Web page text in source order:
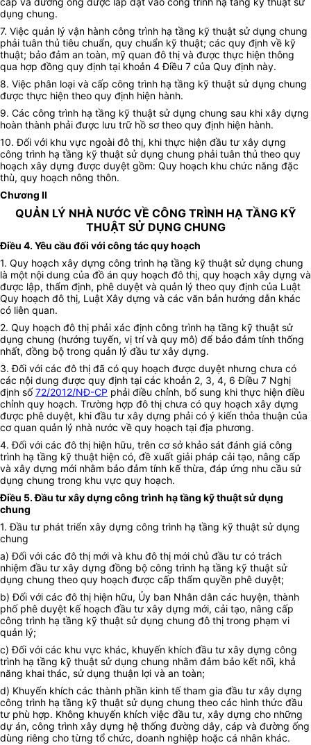
dụng chung.
7. Việc quản lý vận hành công trình hạ tầng kỹ thuật sử dụng chung
phải tuân thủ tiêu chuẩn, quy chuẩn kỹ thuật; các quy định về kỹ
thuật; bảo đảm an toàn, mỹ quan đô thị và được thực hiện thông
qua hợp đồng quy định tại khoản 4 Điều 7 của Quy định này.
8. Việc phân loại và cấp công trình hạ tầng kỹ thuật sử dụng chung
được thực hiện theo quy định hiện hành.
9. Các công trình hạ tầng kỹ thuật sử dụng chung sau khi xây dựng
hoàn thành phải được lưu trữ hồ sơ theo quy định hiện hành.
10. Đối với khu vực ngoài đô thị, khi thực hiện đầu tư xây dựng
công trình hạ tầng kỹ thuật sử dụng chung phải tuân thủ theo quy
hoạch xây dựng được duyệt gồm: Quy hoạch khu chức năng đặc
thù, quy hoạch nông thôn.
Chương II
QUẢN LÝ NHÀ NƯỚC VỀ CÔNG TRÌNH HẠ TẦNG KỸ
THUẬT SỬ DỤNG CHUNG
Điều 4.Yêu cầu đối với công tác quy hoạch
1. Quy hoạch xây dựng công trình hạ tầng kỹ thuật sử dụng chung
là một nội dung của đồ án quy hoạch đô thị, quy hoạch xây dựng và
được lập, thẩm định, phê duyệt và quản lý theo quy định của Luật
Quy hoạch đô thị, Luật Xây dựng và các văn bản hướng dẫn khác
có liên quan.
2. Quy hoạch đô thị phải xác định công trình hạ tầng kỹ thuật sử
dụng chung (hướng tuyến, vị trí và quy mô) để bảo đảm tính thống
nhất, đồng bộ trong quản lý đầu tư xây dựng.
3. Đối với các đô thị đã có quy hoạch được duyệt nhưng chưa có
các nội dung được quy định tại các khoản 2, 3, 4, 6 Điều 7 Nghị
định số72/2012/NĐ-CP phải điều chỉnh, bổ sung khi thực hiện điều
chỉnh quy hoạch. Trường hợp đô thị chưa có quy hoạch xây dựng
được phê duyệt, khi đầu tư xây dựng phải có ý kiến thỏa thuận của
cơ quan quản lý nhà nước về quy hoạch tại địa phương.
4. Đối với các đô thị hiện hữu, trên cơ sở khảo sát đánh giá công
trình hạ tầng kỹ thuật hiện có, đề xuất giải pháp cải tạo, nâng cấp
và xây dựng mới nhằm bảo đảm tính kế thừa, đáp ứng nhu cầu sử
dụng chung trong khu vực quy hoạch.
Điều 5.Đầu tư xây dựng công trình hạ tầng kỹ thuật sử dụng
chung
1. Đầu tư phát triển xây dựng công trình hạ tầng kỹ thuật sử dụng
chung
a) Đối với các đô thị mới và khu đô thị mới chủ đầu tư có trách
nhiệm đầu tư xây dựng đồng bộ công trình hạ tầng kỹ thuật sử
dụng chung theo quy hoạch được cấp thẩm quyền phê duyệt;
b) Đối với các đô thị hiện hữu, Ủy ban Nhân dân các huyện, thành
phố phê duyệt kế hoạch đầu tư xây dựng mới, cải tạo, nâng cấp
công trình hạ tầng kỹ thuật sử dụng chung đô thị trong phạm vi
quản lý;
c) Đối với các khu vực khác, khuyến khích đầu tư xây dựng công
trình hạ tầng kỹ thuật sử dụng chung nhằm đảm bảo kết nối, khả
năng khai thác, sử dụng thuận lợi và an toàn;
d) Khuyến khích các thành phần kinh tế tham gia đầu tư xây dựng
công trình hạ tầng kỹ thuật sử dụng chung theo các hình thức đầu
tư phù hợp. Không khuyến khích việc đầu tư, xây dựng cho những
dự án, công trình xây dựng hệ thống đường dây, cáp và đường ống
dùng riêng cho từng tổ chức, doanh nghiệp hoặc cá nhân khác.